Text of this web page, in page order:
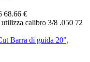
68.66 €
calibro 3/8 .050 72